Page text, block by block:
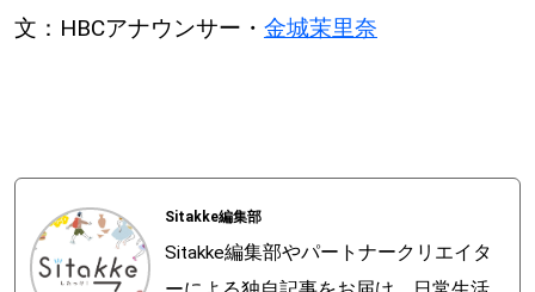
文：HBCアナウンサー・ 金城茉里奈
Sitakke編集部
Sitakke編集部やパートナークリエイタ